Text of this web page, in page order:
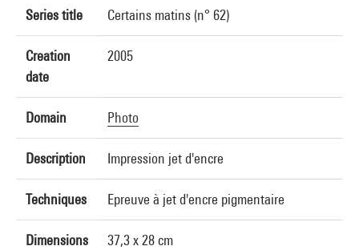
Series title Certains matins (n° 62)
Creation
date
2005
Domain Photo
Description Impression jet d'encre
Techniques Epreuve à jet d'encre pigmentaire
Dimensions 37,3 x 28 cm